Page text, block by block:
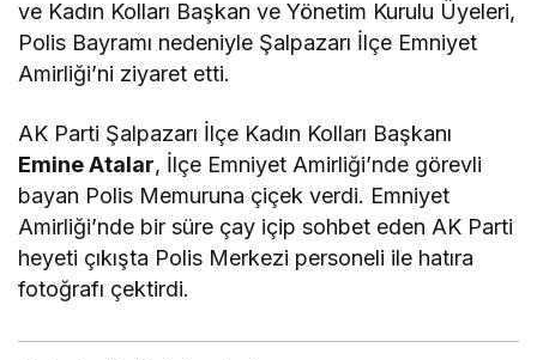
ve Kadın Kolları Başkan ve Yönetim Kurulu Üyeleri,
Polis Bayramı nedeniyle Şalpazarı İlçe Emniyet
Amirliği’ni ziyaret etti.
AK Parti Şalpazarı İlçe Kadın Kolları Başkanı
Emine Atalar, İlçe Emniyet Amirliği’nde görevli
bayan Polis Memuruna çiçek verdi. Emniyet
Amirliği’nde bir süre çay içip sohbet eden AK Parti
heyeti çıkışta Polis Merkezi personeli ile hatıra
fotoğrafı çektirdi.